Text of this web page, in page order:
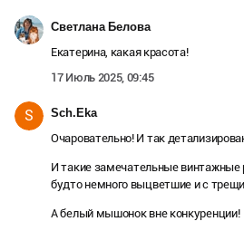
Светлана Белова
Екатерина, какая красота!
17 Июль 2025, 09:45
S Sch.Eka
Очаровательно! И так
И такие замечательные винтажные
будто немного выцветшие и с
А белый мышонок вне конкуренции!